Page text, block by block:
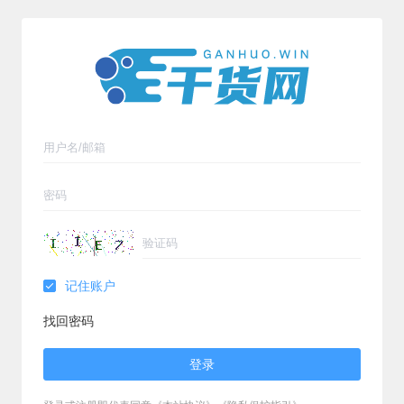
记住账户
找回密码
登录